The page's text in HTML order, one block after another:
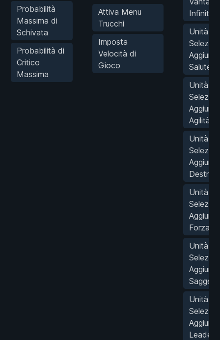
Probabilità
Massima di
Schivata
Probabilità di
Critico
Massima
Attiva Menu
Trucchi
Imposta
Velocità di
Gioco
Infiniti
Unità
Salute
Unità
Agilità
Unità
Unità
Forza
Unità
Unità